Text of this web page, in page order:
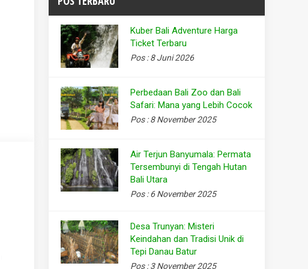
Kuber Bali Adventure Harga
Ticket Terbaru
Pos : 8 Juni 2026
Perbedaan Bali Zoo dan Bali
Safari: Mana yang Lebih Cocok
Pos : 8 November 2025
Air Terjun Banyumala: Permata
Tersembunyi di Tengah Hutan
Bali Utara
Pos : 6 November 2025
Desa Trunyan: Misteri
Keindahan dan Tradisi Unik di
Tepi Danau Batur
Pos : 3 November 2025